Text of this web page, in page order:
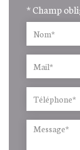
* Champ